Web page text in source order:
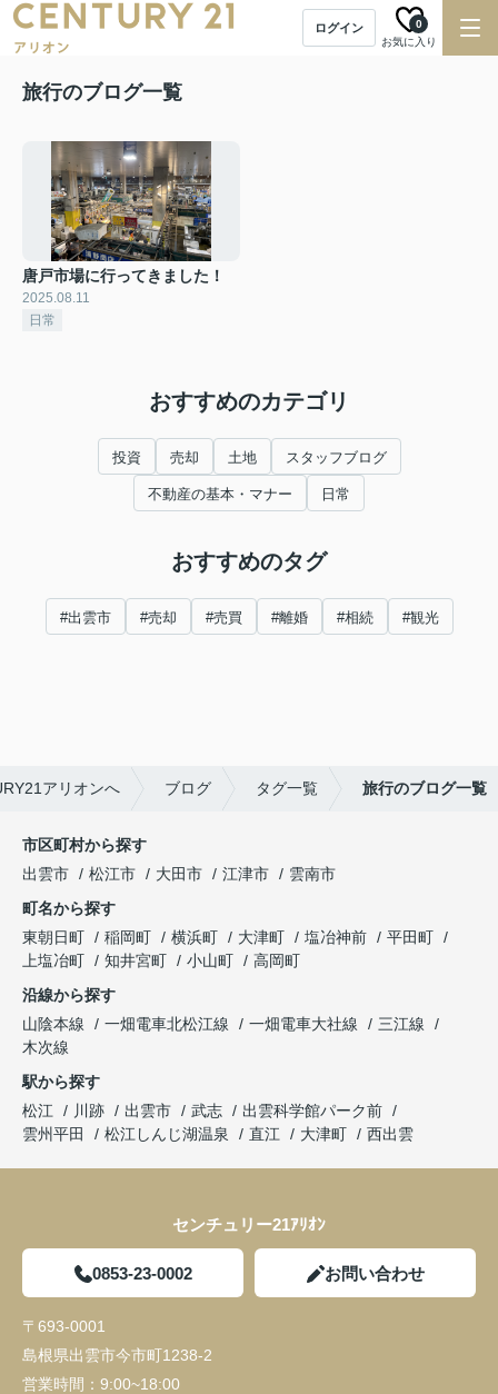
ログイン
お気に入り
0
旅行のブログ一覧
唐戸市場に行ってきました！
2025.08.11
日常
おすすめのカテゴリ
投資 売却 土地 スタッフブログ
不動産の基本・マナー 日常
おすすめのタグ
#出雲市 #売却 #売買 #離婚 #相続 #観光
アリオンへ ブログ タグ一覧 旅行のブログ一覧
市区町村から探す
出雲市
松江市 大田市 江津市
雲南市
町名から探す
東朝日町
稲岡町 横浜町 大津町 塩冶神前
平田町
上塩冶町
知井宮町 小山町
高岡町
沿線から探す
山陰本線
一畑電車北松江線 一畑電車大社線
三江線
木次線
駅から探す
松江
川跡 出雲市 武志
出雲科学館パーク前
雲州平田
松江しんじ湖温泉 直江 大津町 西出雲
センチュリー21ｱﾘｵﾝ
0853-23-0002 お問い合わせ
〒693-0001
島根県出雲市今市町1238-2
営業時間： 9:00~18:00